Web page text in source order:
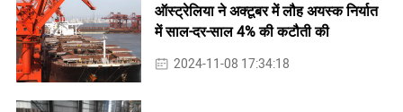
ऑस्ट्रेलिया ने अक्टूबर में लौह अयस्क निर्यात
में साल-दर-साल 4% की कटौती की
2024-11-08 17:34:18